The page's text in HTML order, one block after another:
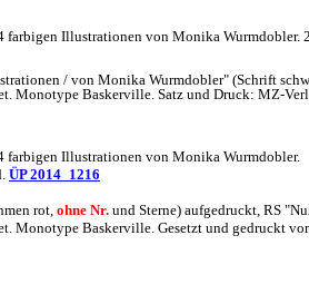
Illustrationen von Monika Wurmdobler.
/ von Monika Wurmdobler" (Schrift
Monotype Baskerville. Satz und Druck: MZ-
Illustrationen von Monika Wurmdobler.
ÜP 2014_1216
rot, ohne Nr. und Sterne) aufgedruckt, RS
Monotype Baskerville. Gesetzt und gedruckt